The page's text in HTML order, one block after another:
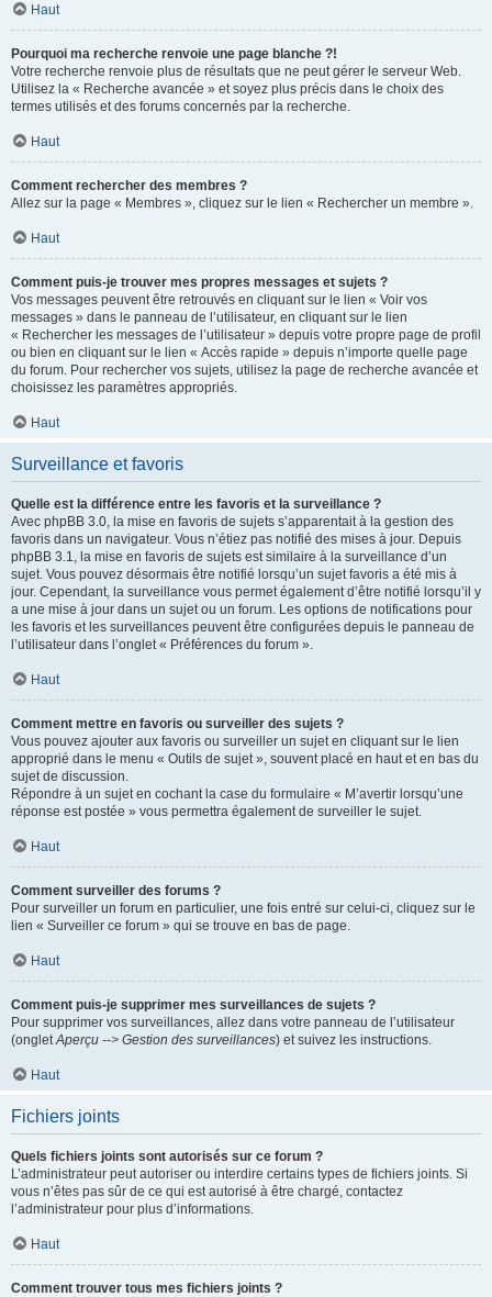
Haut
Pourquoi ma recherche renvoie une page blanche ?!
Votre recherche renvoie plus de résultats que ne peut gérer le serveur Web.
Utilisez la « Recherche avancée » et soyez plus précis dans le choix des
termes utilisés et des forums concernés par la recherche.
Haut
Comment rechercher des membres ?
Allez sur la page « Membres », cliquez sur le lien « Rechercher un membre ».
Haut
Comment puis-je trouver mes propres messages et sujets ?
Vos messages peuvent être retrouvés en cliquant sur le lien « Voir vos
messages » dans le panneau de l’utilisateur, en cliquant sur le lien
« Rechercher les messages de l’utilisateur » depuis votre propre page de profil
ou bien en cliquant sur le lien « Accès rapide » depuis n’importe quelle page
du forum. Pour rechercher vos sujets, utilisez la page de recherche avancée et
choisissez les paramètres appropriés.
Haut
Surveillance et favoris
Quelle est la différence entre les favoris et la surveillance ?
Avec phpBB 3.0, la mise en favoris de sujets s’apparentait à la gestion des
favoris dans un navigateur. Vous n’étiez pas notifié des mises à jour. Depuis
phpBB 3.1, la mise en favoris de sujets est similaire à la surveillance d’un
sujet. Vous pouvez désormais être notifié lorsqu’un sujet favoris a été mis à
jour. Cependant, la surveillance vous permet également d’être notifié lorsqu’il y
a une mise à jour dans un sujet ou un forum. Les options de notifications pour
les favoris et les surveillances peuvent être configurées depuis le panneau de
l’utilisateur dans l’onglet « Préférences du forum ».
Haut
Comment mettre en favoris ou surveiller des sujets ?
Vous pouvez ajouter aux favoris ou surveiller un sujet en cliquant sur le lien
approprié dans le menu « Outils de sujet », souvent placé en haut et en bas du
sujet de discussion.
Répondre à un sujet en cochant la case du formulaire « M’avertir lorsqu’une
réponse est postée » vous permettra également de surveiller le sujet.
Haut
Comment surveiller des forums ?
Pour surveiller un forum en particulier, une fois entré sur celui-ci, cliquez sur le
lien « Surveiller ce forum » qui se trouve en bas de page.
Haut
Comment puis-je supprimer mes surveillances de sujets ?
Pour supprimer vos surveillances, allez dans votre panneau de l’utilisateur
(ongletAperçu --> Gestion des surveillances) et suivez les instructions.
Haut
Fichiers joints
Quels fichiers joints sont autorisés sur ce forum ?
L’administrateur peut autoriser ou interdire certains types de fichiers joints. Si
vous n’êtes pas sûr de ce qui est autorisé à être chargé, contactez
l’administrateur pour plus d’informations.
Haut
Comment trouver tous mes fichiers joints ?